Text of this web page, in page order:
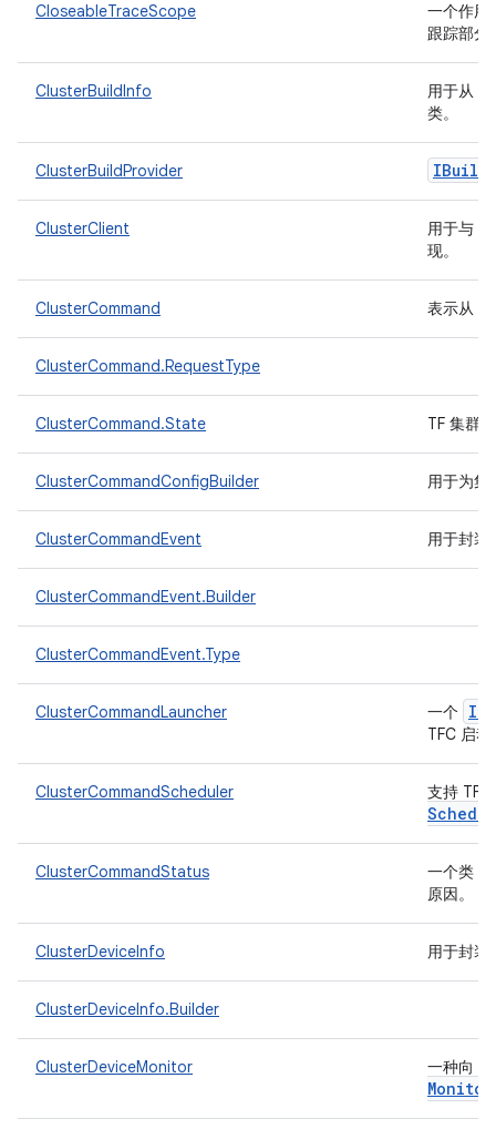
CloseableTraceScope
一个作
跟踪部分
ClusterBuildInfo
用于从
类。
ClusterBuildProvider IBuild
ClusterClient
用于与
现。
ClusterCommand 表示从
ClusterCommand.RequestType
ClusterCommand.State TF 集群
ClusterCommandConfigBuilder 用于为集
ClusterCommandEvent 用于封装
ClusterCommandEvent.Builder
ClusterCommandEvent.Type
ClusterCommandLauncher 一个
TFC 启
ClusterCommandScheduler 支持
ClusterCommandStatus
一个类，
原因。
ClusterDeviceInfo 用于封装
ClusterDeviceInfo.Builder
ClusterDeviceMonitor 一种向
Monitor